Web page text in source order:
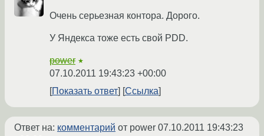
Очень серьезная контора. Дорого.
У Яндекса тоже есть свой PDD.
power ★
07.10.2011 19:43:23 +00:00
Показать ответ
Ссылка
Ответ на: комментарий от power 07.10.2011 19:43:23